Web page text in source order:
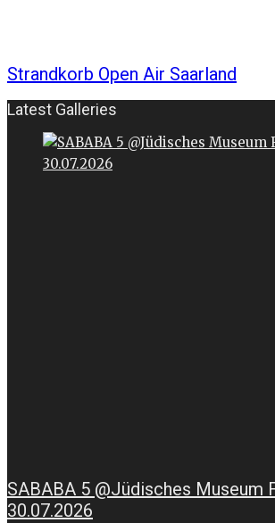
Strandkorb Open Air Saarland
Latest Galleries
SABABA 5 @Jüdisches Museum
30.07.2026